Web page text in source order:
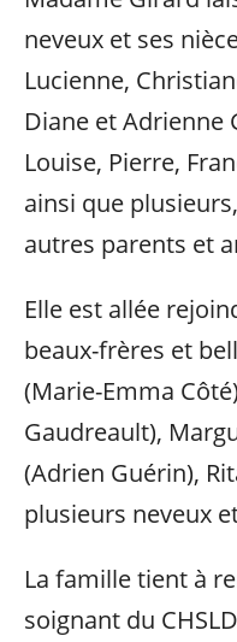
neveux et ses
Lucienne,
Diane et Adrienne
Louise, Pierre,
ainsi que
autres parents et
Elle est allée
beaux-frères et
(Marie-Emma
Gaudreault),
(Adrien Guérin),
plusieurs neveux
La famille tient à
soignant du